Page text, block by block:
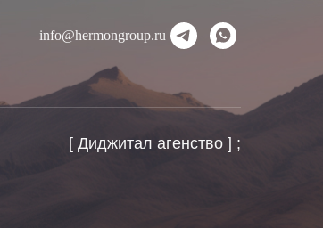
info@hermongroup.ru
[ Диджитал агенство ] ;